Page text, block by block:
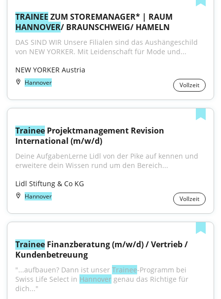
TRAINEE
HANNOVER/ BRAUNSCHWEIG/ HAMELN
DAS SIND WIR Unsere Filialen sind das Aushängeschild
von NEW YORKER. Mit Leidenschaft für Mode und...
NEW YORKER Austria
Hannover Vollzeit
Trainee Projektmanagement Revision
International (m/w/d)
Deine AufgabenLerne Lidl von der Pike auf kennen und
erweitere dein Wissen rund um den Bereich...
Lidl Stiftung & Co KG
Hannover Vollzeit
Trainee Finanzberatung (m/w/d) / Vertrieb /
Kundenbetreuung
"...aufbauen? Dann ist unser Trainee-Programm bei
Swiss Life Select in Hannover genau das Richtige für
dich..."